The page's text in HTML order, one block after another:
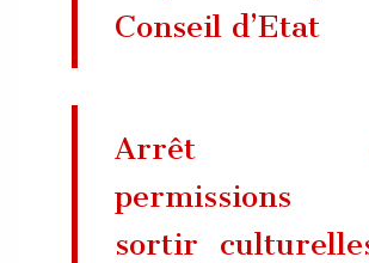
Conseil d’Etat
Arrêt
permissions
sortir